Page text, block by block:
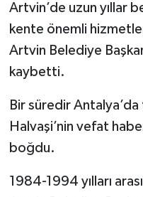
Artvin’de uzun yıllar
kente önemli
Artvin Belediye
kaybetti.
Bir süredir
Halvaşi’nin vefat
boğdu.
1984-1994 yılları